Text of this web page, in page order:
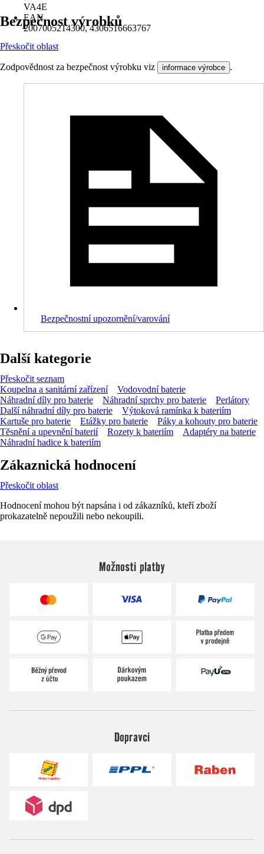
VA4E
EAN
2007005214300, 4306516663767
Bezpečnost výrobků
Přeskočit oblast
Zodpovědnost za bezpečnost výrobku viz informace výrobce .
Bezpečnostní upozornění/varování
Další kategorie
Přeskočit seznam
Koupelna a sanitární zařízení
Vodovodní baterie
Náhradní díly pro baterie
Náhradní sprchy pro baterie
Perlátory
Další náhradní díly pro baterie
Výtoková ramínka k bateriím
Kartuše pro baterie
Etážky pro baterie
Páky a kohouty pro baterie
Těsnění a upevnění baterií
Rozety k bateriím
Adaptéry na baterie
Náhradní hadice k bateriím
Zákaznická hodnocení
Přeskočit oblast
Hodnocení mohou být napsána i od zákazníků, kteří zboží
prokazatelně nepoužili nebo nekoupili.
Možnosti platby
Dopravci